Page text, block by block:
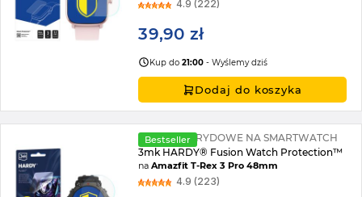
4.9 (222)
39,90 zł
Kup do21:00 - Wyślemy dziś
Dodaj do koszyka
Bestseller
SZKŁO HYBRYDOWE NA SMARTWATCH
3mk HARDY® Fusion Watch Protection™
naAmazfit T-Rex 3 Pro 48mm
4.9 (223)